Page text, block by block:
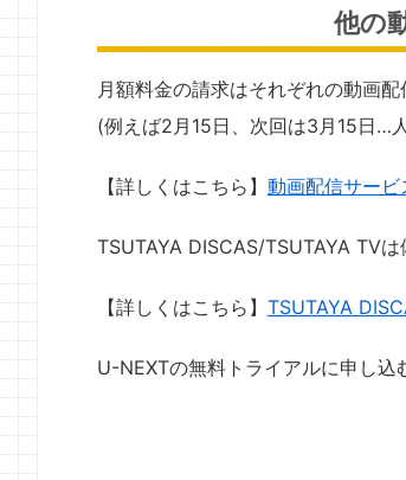
他の
月額料金の請求はそれぞれの動画
(例えば2月15日、次回は3月15日…
【詳しくはこちら】 動画配信サー
TSUTAYA DISCAS/TSUTAYA TV
【詳しくはこちら】 TSUTAYA
U-NEXTの無料トライアルに申し込